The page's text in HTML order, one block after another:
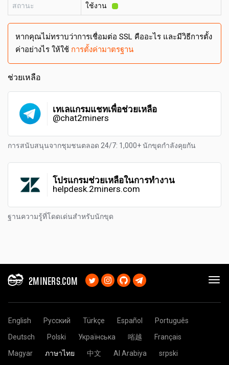
สถานะ ใช้งาน
หากคุณไม่ทราบว่าการเชื่อมต่อ SSL คืออะไร และมีวิธีการตั้ง
ค่าอย่างไร ให้ใช้ การตั้งค่ามาตรฐาน
ช่วยเหลือ
เทเลแกรมแชทเพื่อช่วยเหลือ
@chat2miners
การสนับสนุนจากชุมชนตลอด 24/7: 1,000+ นักขุดกำลังคุยกัน
โปรแกรมช่วยเหลือในการทำงาน
helpdesk.2miners.com
ฐานความรู้ที่โดดเด่นสำหรับนักขุด
2MINERS.COM
English Русский Türkçe Español
Português
Deutsch
Polski Українська 㗂越
Français
Magyar
ภาษาไทย 中文 Al Arabiya
srpski